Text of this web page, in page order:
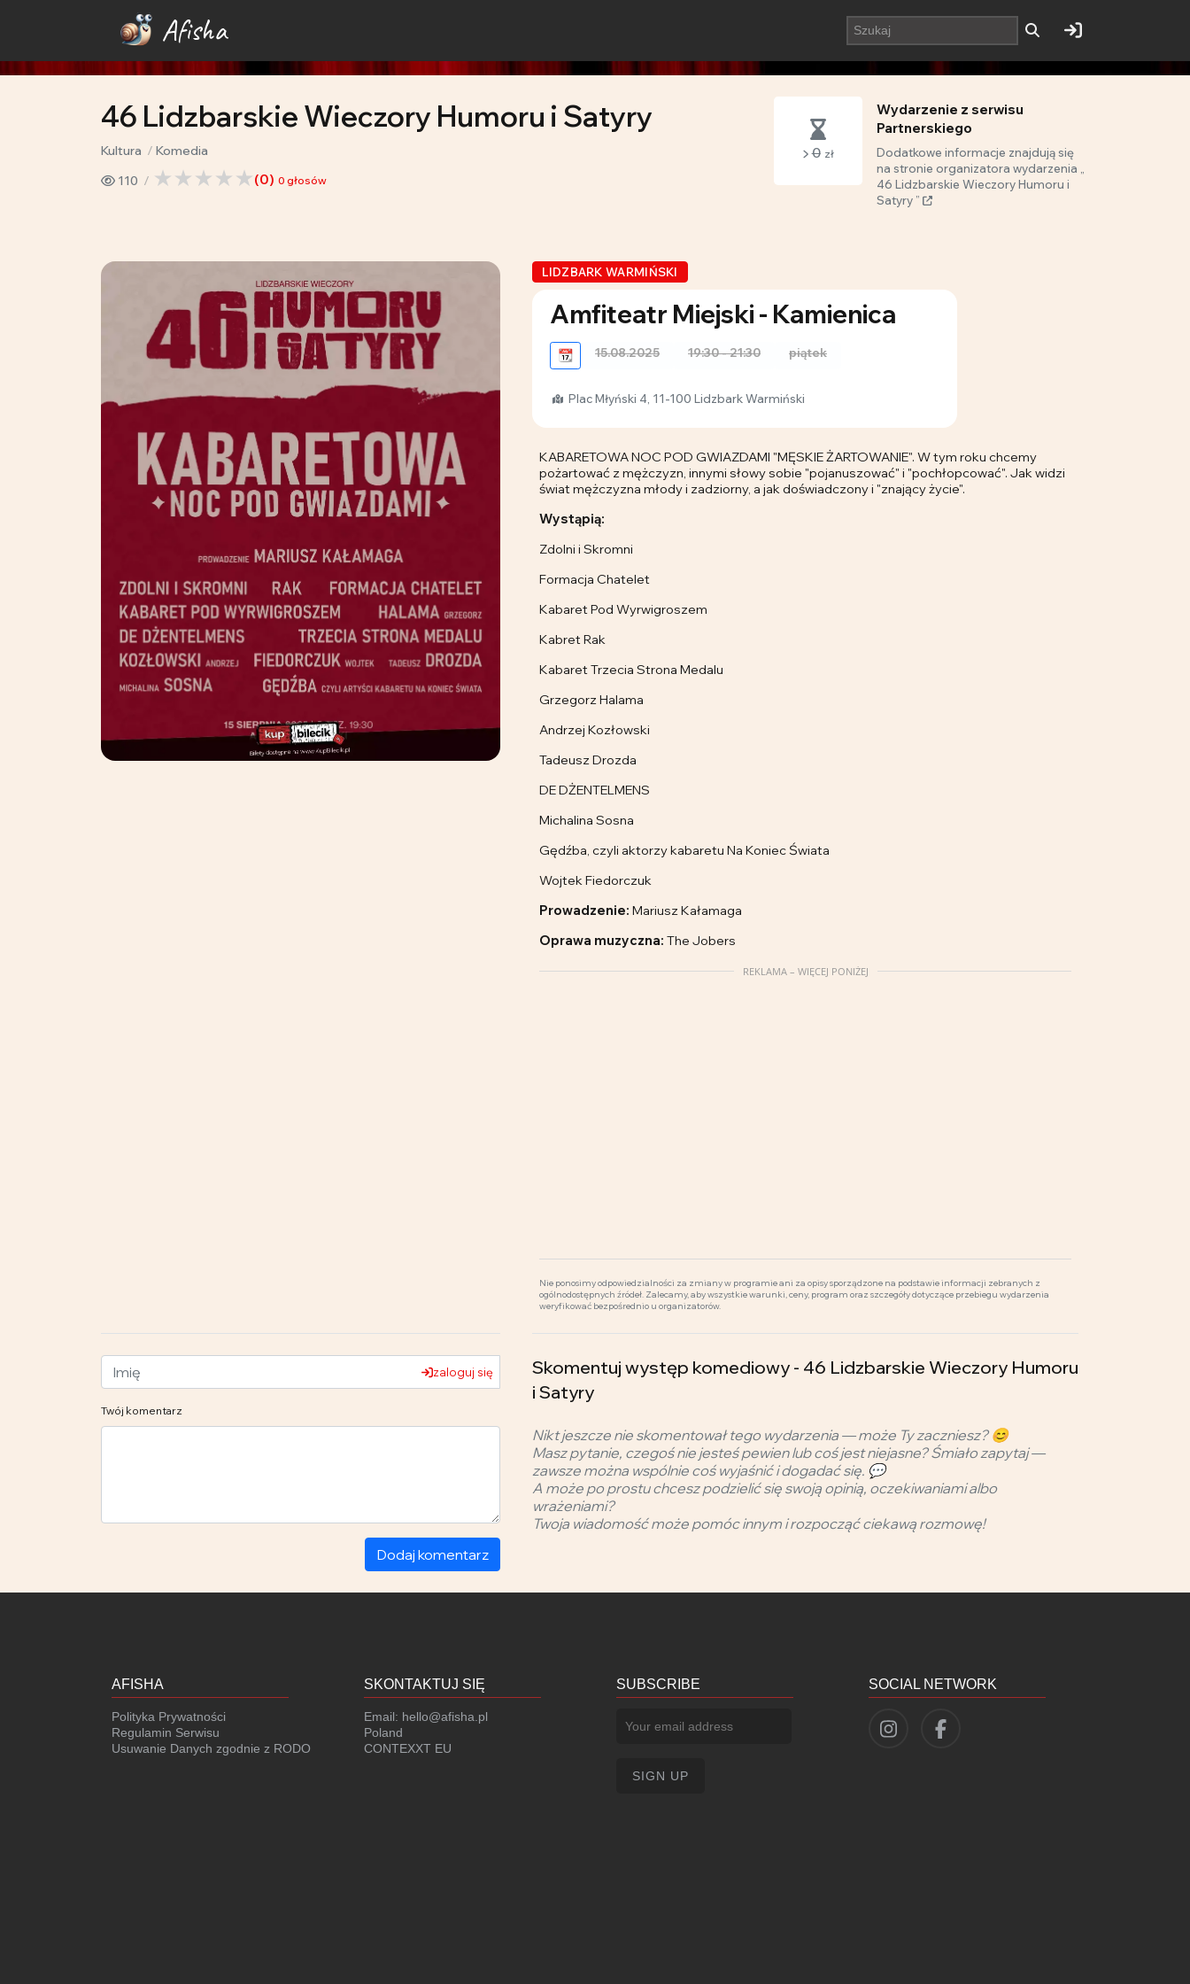
Afisha
46 Lidzbarskie Wieczory Humoru i Satyry
Kultura
Komedia
110
(0) 0 głosów
0 zł
Wydarzenie z serwisu
Partnerskiego
Dodatkowe informacje znajdują się
na stronie organizatora wydarzenia „
46 Lidzbarskie Wieczory Humoru i
Satyry ”
LIDZBARK WARMIŃSKI
Amfiteatr Miejski - Kamienica
📆 15.08.2025 19:30 - 21:30 piątek
Plac Młyński 4, 11-100 Lidzbark Warmiński
KABARETOWA NOC POD GWIAZDAMI "MĘSKIE ŻARTOWANIE". W tym roku chcemy
pożartować z mężczyzn, innymi słowy sobie "pojanuszować" i "pochłopcować". Jak widzi
świat mężczyzna młody i zadziorny, a jak doświadczony i "znający życie".
Wystąpią:
Zdolni i Skromni
Formacja Chatelet
Kabaret Pod Wyrwigroszem
Kabret Rak
Kabaret Trzecia Strona Medalu
Grzegorz Halama
Andrzej Kozłowski
Tadeusz Drozda
DE DŻENTELMENS
Michalina Sosna
Gędźba, czyli aktorzy kabaretu Na Koniec Świata
Wojtek Fiedorczuk
Prowadzenie: Mariusz Kałamaga
Oprawa muzyczna: The Jobers
REKLAMA – WIĘCEJ PONIŻEJ
Nie ponosimy odpowiedzialności za zmiany w programie ani za opisy sporządzone na podstawie informacji zebranych z
ogólnodostępnych źródeł. Zalecamy, aby wszystkie warunki, ceny, program oraz szczegóły dotyczące przebiegu wydarzenia
weryfikować bezpośrednio u organizatorów.
zaloguj się
Twój komentarz
Dodaj komentarz
Skomentuj występ komediowy - 46 Lidzbarskie Wieczory Humoru
i Satyry
Nikt jeszcze nie skomentował tego wydarzenia — może Ty zaczniesz? 😊
Masz pytanie, czegoś nie jesteś pewien lub coś jest niejasne? Śmiało zapytaj —
zawsze można wspólnie coś wyjaśnić i dogadać się. 💬
A może po prostu chcesz podzielić się swoją opinią, oczekiwaniami albo
wrażeniami?
Twoja wiadomość może pomóc innym i rozpocząć ciekawą rozmowę!
AFISHA
Polityka Prywatności
Regulamin Serwisu
Usuwanie Danych zgodnie z RODO
SKONTAKTUJ SIĘ
Email: hello@afisha.pl
Poland
CONTEXXT EU
SUBSCRIBE SOCIAL NETWORK